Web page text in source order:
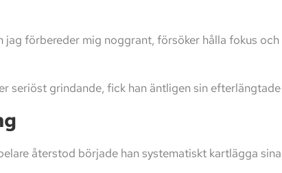
jag förbereder mig noggrant, försöker hålla fokus
seriöst grindande, fick han äntligen sin
återstod började han systematiskt kartlägga